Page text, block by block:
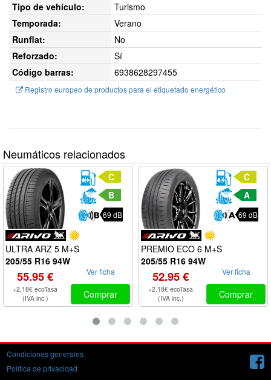
Tipo de vehículo:
Turismo
Temporada:
Verano
Runflat:
No
Reforzado:
Sí
Código barras:
6938628297455
Registro europeo de productos para el etiquetado energético
Neumáticos relacionados
C
B
69 dB
ULTRA ARZ 5 M+S
205/55 R16 94W
55.95 €
+2.18€ ecoTasa
(IVA inc.)
Ver ficha
Comprar
C
A
69 dB
PREMIO ECO 6 M+S
205/55 R16 94W
52.95 €
+2.18€ ecoTasa
(IVA inc.)
Ver ficha
Comprar
Condiciones generales
Política de privacidad